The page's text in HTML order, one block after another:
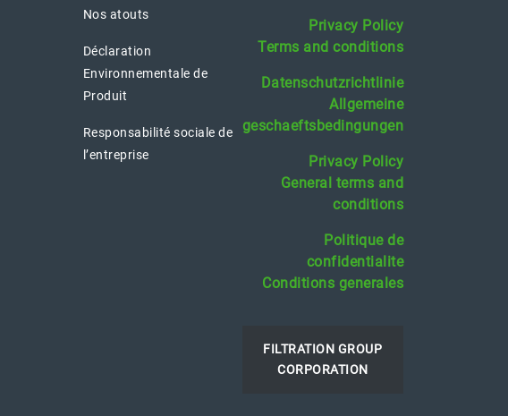
Nos atouts
Déclaration
Environnementale de
Produit
Responsabilité sociale de
l’entreprise
Privacy Policy
Terms and conditions
Datenschutzrichtlinie
Allgemeine
geschaeftsbedingungen
Privacy Policy
General terms and
conditions
Politique de
confidentialite
Conditions generales
FILTRATION GROUP
CORPORATION